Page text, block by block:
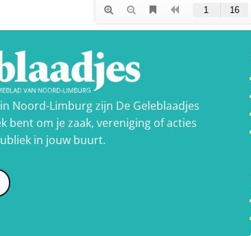
Noord-Limburg zijn De Geleblaadjes
bent om je zaak, vereniging of acties
in jouw buurt.